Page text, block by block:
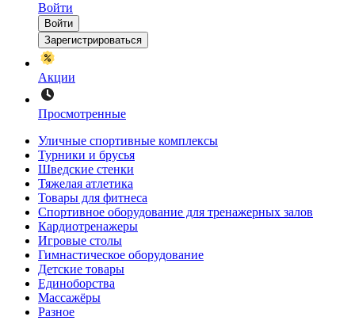
Войти
Войти
Зарегистрироваться
Акции
Просмотренные
Уличные спортивные комплексы
Турники и брусья
Шведские стенки
Тяжелая атлетика
Товары для фитнеса
Спортивное оборудование для тренажерных залов
Кардиотренажеры
Игровые столы
Гимнастическое оборудование
Детские товары
Единоборства
Массажёры
Разное